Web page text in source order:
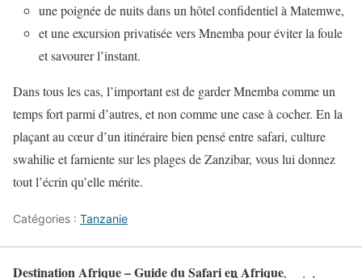
une poignée de nuits dans un hôtel confidentiel à Matemwe,
et une excursion privatisée vers Mnemba pour éviter la foule
et savourer l’instant.
Dans tous les cas, l’important est de garder Mnemba comme un
temps fort parmi d’autres, et non comme une case à cocher. En la
plaçant au cœur d’un itinéraire bien pensé entre safari, culture
swahilie et farniente sur les plages de Zanzibar, vous lui donnez
tout l’écrin qu’elle mérite.
Catégories : Tanzanie
Destination Afrique – Guide du Safari en Afrique